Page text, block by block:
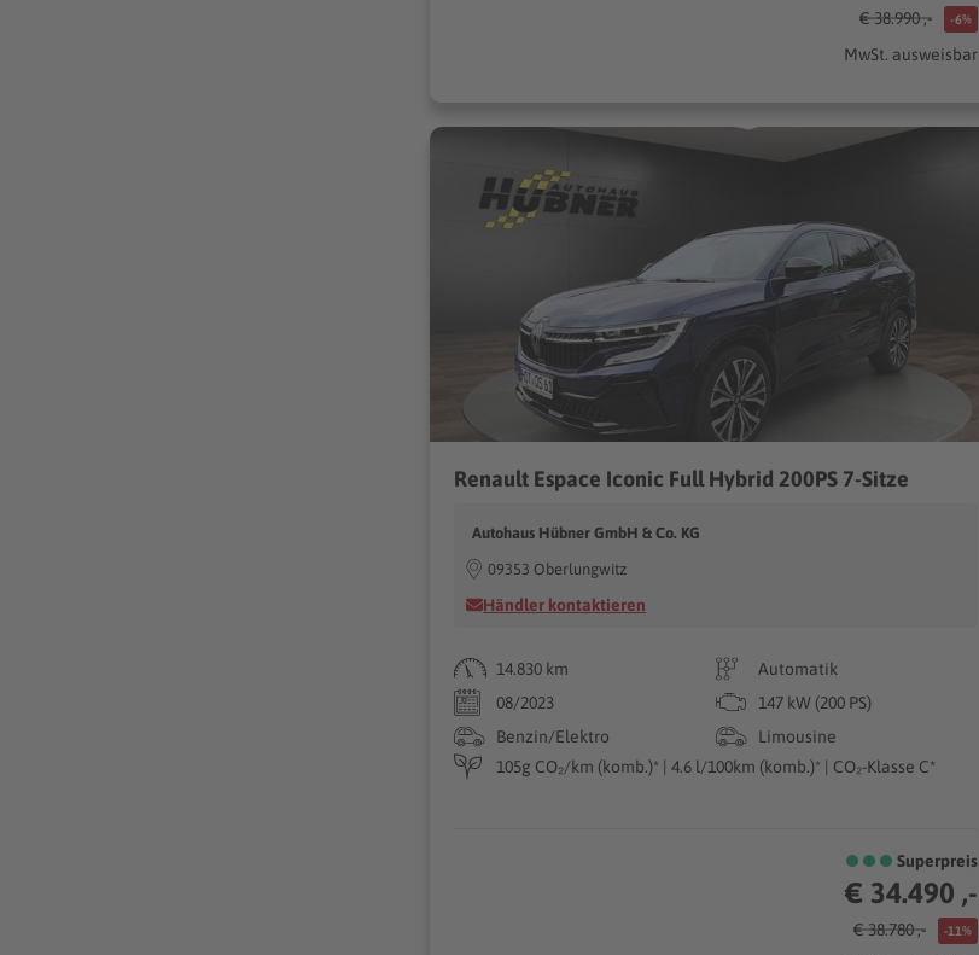
€ 38.990 ,- -6%
MwSt. ausweisbar
Renault Espace Iconic Full Hybrid 200PS 7-Sitze
Autohaus Hübner GmbH & Co. KG
09353 Oberlungwitz
Händler kontaktieren
14.830 km
Automatik
08/2023
147 kW (200 PS)
Benzin/Elektro
Limousine
105g CO₂/km (komb.)* | 4.6 l/100km (komb.)* | CO₂-Klasse C*
Superpreis
€ 34.490 ,-
€ 38.780 ,- -11%